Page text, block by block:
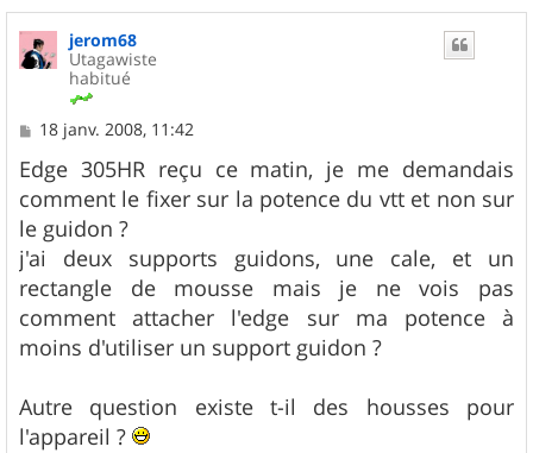
jerom68
Utagawiste
habitué
M
s
s
a
g
e
18 janv. 2008, 11:42
Edge 305HR reçu ce matin, je me demandais
comment le fixer sur la potence du vtt et non sur
le guidon ?
j'ai deux supports guidons, une cale, et un
rectangle de mousse mais je ne vois pas
comment attacher l'edge sur ma potence à
moins d'utiliser un support guidon ?
Autre question existe t-il des housses pour
l'appareil ?